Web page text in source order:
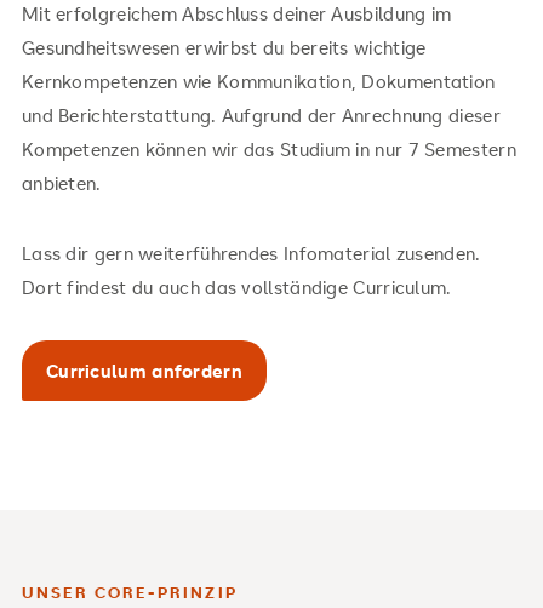
Mit erfolgreichem Abschluss deiner Ausbildung im
Gesundheitswesen erwirbst du bereits wichtige
Kernkompetenzen wie Kommunikation, Dokumentation
und Berichterstattung. Aufgrund der Anrechnung dieser
Kompetenzen können wir das Studium in nur 7 Semestern
anbieten.
Lass dir gern weiterführendes Infomaterial zusenden.
Dort findest du auch das vollständige Curriculum.
Curriculum anfordern
UNSER CORE-PRINZIP